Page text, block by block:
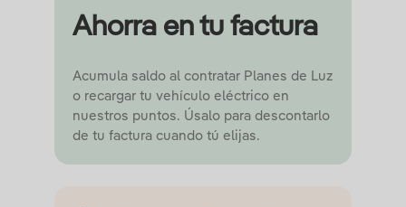
Ahorra en tu factura
Acumula saldo al contratar Planes de Luz
o recargar tu vehículo eléctrico en
nuestros puntos. Úsalo para descontarlo
de tu factura cuando tú elijas.